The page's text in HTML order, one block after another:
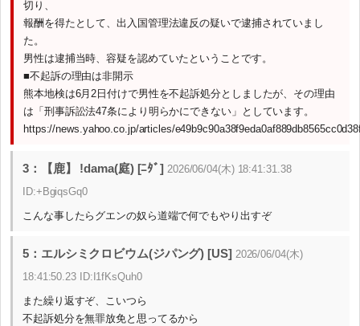
切り、
報酬を得たとして、出入国管理法違反の疑いで逮捕されていまし
た。
男性は逮捕当時、容疑を認めていたということです。
■不起訴の理由は非開示
熊本地検は6月2日付けで男性を不起訴処分としましたが、その理由
は「刑事訴訟法47条により明らかにできない」としています。
https://news.yahoo.co.jp/articles/
3：【鹿】 !dama(庭) [ﾆﾀﾞ] 2026/06/04(木) 18:41:31.38
ID:+BgiqsGq0
こんな事したらグエンの奴ら道端で何でもやり出すぞ
5：エルシミクロビウム(ジパング) [US] 2026/06/04(木)
18:41:50.23 ID:I1fKsQuh0
また繰り返すぞ、こいつら
不起訴処分を無罪放免と思ってるから